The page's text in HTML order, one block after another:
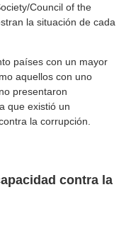
Council of the
la situación de cada
países con un mayor
aquellos con uno
presentaron
que existió un
la corrupción.
contra la